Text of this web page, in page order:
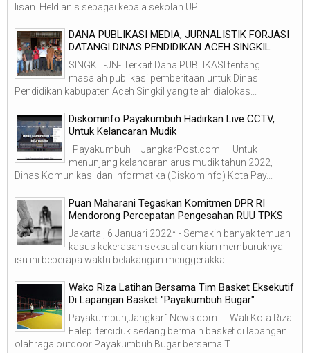
lisan. Heldianis sebagai kepala sekolah UPT ...
DANA PUBLIKASI MEDIA, JURNALISTIK FORJASI
DATANGI DINAS PENDIDIKAN ACEH SINGKIL
SINGKIL-JN- Terkait Dana PUBLIKASI tentang
masalah publikasi pemberitaan untuk Dinas
Pendidikan kabupaten Aceh Singkil yang telah dialokas...
Diskominfo Payakumbuh Hadirkan Live CCTV,
Untuk Kelancaran Mudik
Payakumbuh | JangkarPost.com – Untuk
menunjang kelancaran arus mudik tahun 2022,
Dinas Komunikasi dan Informatika (Diskominfo) Kota Pay...
Puan Maharani Tegaskan Komitmen DPR RI
Mendorong Percepatan Pengesahan RUU TPKS
Jakarta , 6 Januari 2022* - Semakin banyak temuan
kasus kekerasan seksual dan kian memburuknya
isu ini beberapa waktu belakangan menggerakka...
Wako Riza Latihan Bersama Tim Basket Eksekutif
Di Lapangan Basket "Payakumbuh Bugar"
Payakumbuh,Jangkar1News.com --- Wali Kota Riza
Falepi terciduk sedang bermain basket di lapangan
olahraga outdoor Payakumbuh Bugar bersama T...